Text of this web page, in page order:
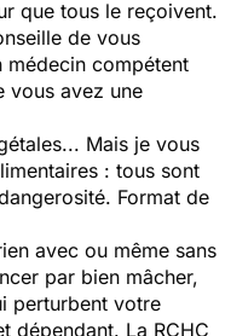
que tous le reçoivent.
de vous
compétent
vous avez une
Mais je vous
: tous sont
Format de
avec ou même sans
par bien mâcher,
perturbent votre
dépendant. La RCHC